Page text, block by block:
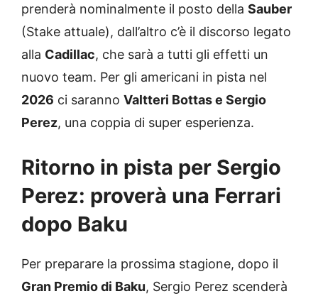
prenderà nominalmente il posto della Sauber
(Stake attuale), dall’altro c’è il discorso legato
alla Cadillac, che sarà a tutti gli effetti un
nuovo team. Per gli americani in pista nel
2026 ci saranno Valtteri Bottas e Sergio
Perez, una coppia di super esperienza.
Ritorno in pista per Sergio
Perez: proverà una Ferrari
dopo Baku
Per preparare la prossima stagione, dopo il
Gran Premio di Baku, Sergio Perez scenderà